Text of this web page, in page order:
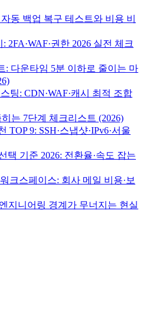
동 백업 복구 테스트와 비용 비
2FA·WAF·권한 2026 실전 체크
: 다운타임 5분 이하로 줄이는 마
팅: CDN·WAF·캐시 최적 조합
는 7단계 체크리스트 (2026)
TOP 9: SSH·스냅샷·IPv6·서울
택 기준 2026: 전환율·속도 잡는
크스페이스: 회사 메일 비용·보
지니어링 경계가 무너지는 현실